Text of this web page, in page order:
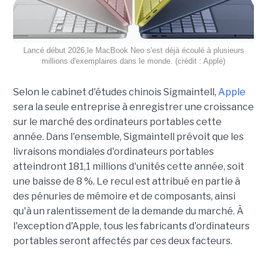
Lancé début 2026,le MacBook Neo s'est déjà écoulé à plusieurs
millions d'exemplaires dans le monde. (crédit : Apple)
Selon le cabinet d'études chinois Sigmaintell, Apple
sera la seule entreprise à enregistrer une croissance
sur le marché des ordinateurs portables cette
année. Dans l'ensemble, Sigmaintell prévoit que les
livraisons mondiales d'ordinateurs portables
atteindront 181,1 millions d'unités cette année, soit
une baisse de 8 %. Le recul est attribué en partie à
des pénuries de mémoire et de composants, ainsi
qu'à un ralentissement de la demande du marché. À
l'exception d'Apple, tous les fabricants d'ordinateurs
portables seront affectés par ces deux facteurs.